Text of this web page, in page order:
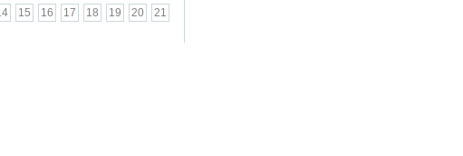
15 16 17 18 19 20
21